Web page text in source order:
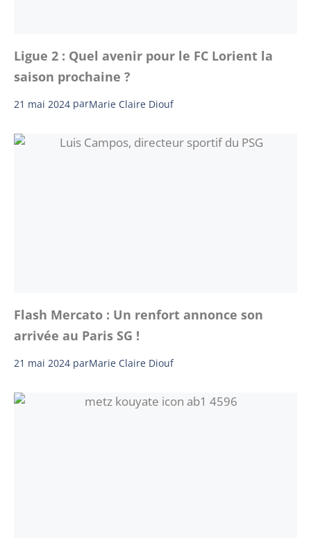
Ligue 2 : Quel avenir pour le FC Lorient la
saison prochaine ?
21 mai 2024 parMarie Claire Diouf
Flash Mercato : Un renfort annonce son
arrivée au Paris SG !
21 mai 2024 parMarie Claire Diouf